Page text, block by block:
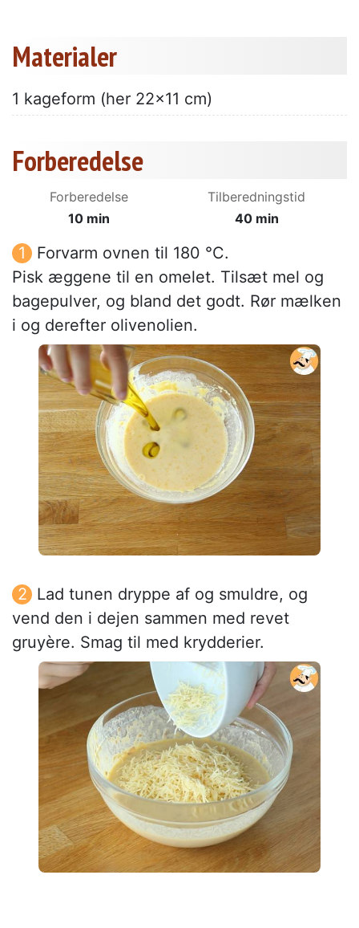
Materialer
1 kageform (her 22x11 cm)
Forberedelse
Forberedelse
10 min
Tilberedningstid
40 min
Forvarm ovnen til 180 °C.
Pisk æggene til en omelet. Tilsæt mel og
bagepulver, og bland det godt. Rør mælken
i og derefter olivenolien.
Lad tunen dryppe af og smuldre, og
vend den i dejen sammen med revet
gruyère. Smag til med krydderier.